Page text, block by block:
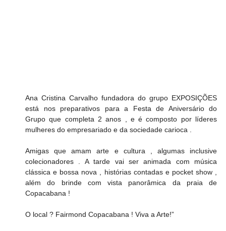
Ana Cristina Carvalho fundadora do grupo EXPOSIÇÕES
está nos preparativos para a Festa de Aniversário do
Grupo que completa 2 anos , e é composto por líderes
mulheres do empresariado e da sociedade carioca .
Amigas que amam arte e cultura , algumas inclusive
colecionadores . A tarde vai ser animada com música
clássica e bossa nova , histórias contadas e pocket show ,
além do brinde com vista panorâmica da praia de
Copacabana !
O local ? Fairmond Copacabana ! Viva a Arte!”